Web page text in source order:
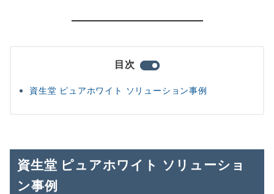
目次
資生堂 ピュアホワイト ソリューション事例
資生堂 ピュアホワイト ソリューショ
ン事例